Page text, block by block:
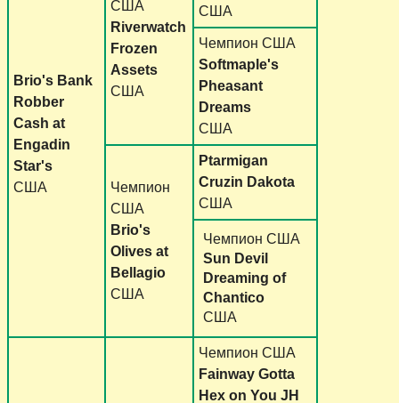
Brio's Bank
Robber
Cash at
Engadin
Star's
США
США
Riverwatch
Frozen
Assets
США
США
Чемпион США
Softmaple's
Pheasant
Dreams
США
Чемпион
США
Brio's
Olives at
Bellagio
США
Ptarmigan
Cruzin Dakota
США
Чемпион США
Sun Devil
Dreaming of
Chantico
США
Чемпион CША
Fainway Gotta
Hex on You JH